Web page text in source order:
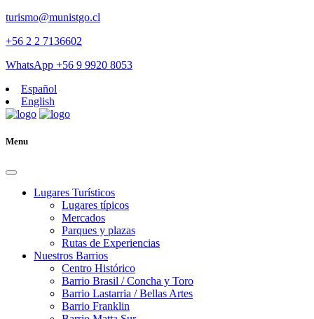
turismo@munistgo.cl
+56 2 2 7136602
WhatsApp +56 9 9920 8053
Español
English
Menu
Lugares Turísticos
Lugares tí­picos
Mercados
Parques y plazas
Rutas de Experiencias
Nuestros Barrios
Centro Histórico
Barrio Brasil / Concha y Toro
Barrio Lastarria / Bellas Artes
Barrio Franklin